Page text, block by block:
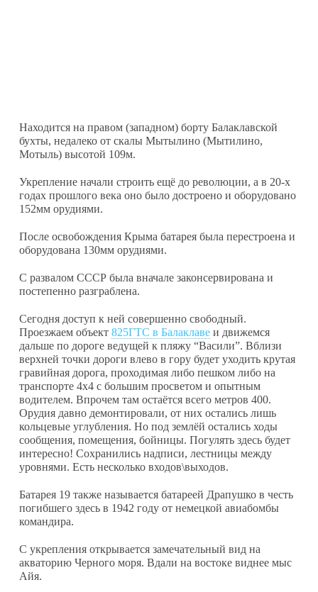
Находится на правом (западном) борту Балаклавской
бухты, недалеко от скалы Мытылино (Мытилино,
Мотыль) высотой 109м.
Укрепление начали строить ещё до революции, а в 20-х
годах прошлого века оно было достроено и оборудовано
152мм орудиями.
После освобождения Крыма батарея была перестроена и
оборудована 130мм орудиями.
С развалом СССР была вначале законсервирована и
постепенно разграблена.
Сегодня доступ к ней совершенно свободный.
Проезжаем объект825ГТС в Балаклаве и движемся
дальше по дороге ведущей к пляжу “Васили”. Вблизи
верхней точки дороги влево в гору будет уходить крутая
гравийная дорога, проходимая либо пешком либо на
транспорте 4х4 с большим просветом и опытным
водителем. Впрочем там остаётся всего метров 400.
Орудия давно демонтировали, от них остались лишь
кольцевые углубления. Но под землёй остались ходы
сообщения, помещения, бойницы. Погулять здесь будет
интересно! Сохранились надписи, лестницы между
уровнями. Есть несколько входов\выходов.
Батарея 19 также называется батареей Драпушко в честь
погибшего здесь в 1942 году от немецкой авиабомбы
командира.
С укрепления открывается замечательный вид на
акваторию Черного моря. Вдали на востоке виднее мыс
Айя.